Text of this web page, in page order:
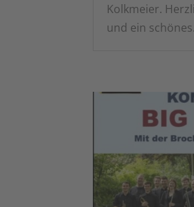
Kolkmeier.
und ein